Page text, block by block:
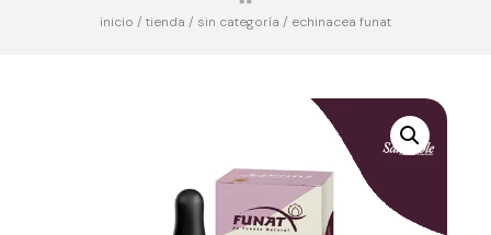
inicio / tienda / sin categoría / echinacea funat